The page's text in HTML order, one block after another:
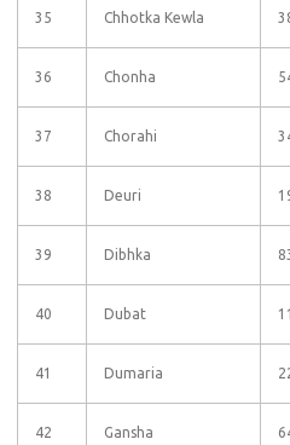
35 Chhotka Kewla
36 Chonha
37 Chorahi
38 Deuri
39 Dibhka
40 Dubat
41 Dumaria
42 Gansha